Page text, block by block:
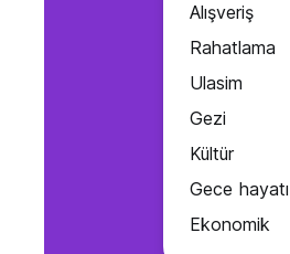
Alışveriş
Rahatlama
Ulasim
Gezi
Kültür
Gece hayatı
Ekonomik